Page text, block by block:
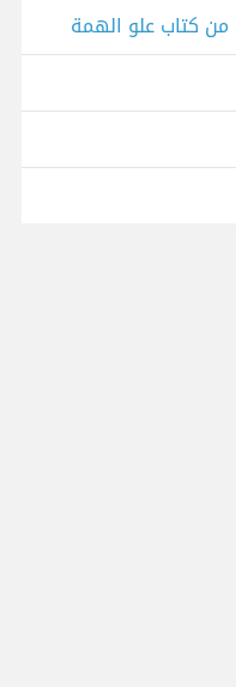
كتاب علو الهمة